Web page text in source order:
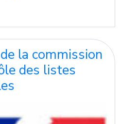
la commission
des listes